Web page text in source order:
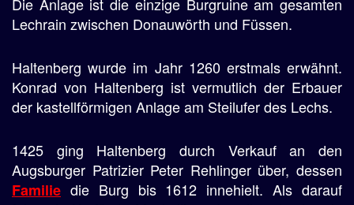
Lechrain zwischen Donauwörth und Füssen.
Haltenberg wurde im Jahr 1260 erstmals erwähnt.
Konrad von Haltenberg ist vermutlich der Erbauer
der kastellförmigen Anlage am Steilufer des Lechs.
1425 ging Haltenberg durch Verkauf an den
Augsburger Patrizier Peter Rehlinger über, dessen
Familie die Burg bis 1612 innehielt. Als darauf